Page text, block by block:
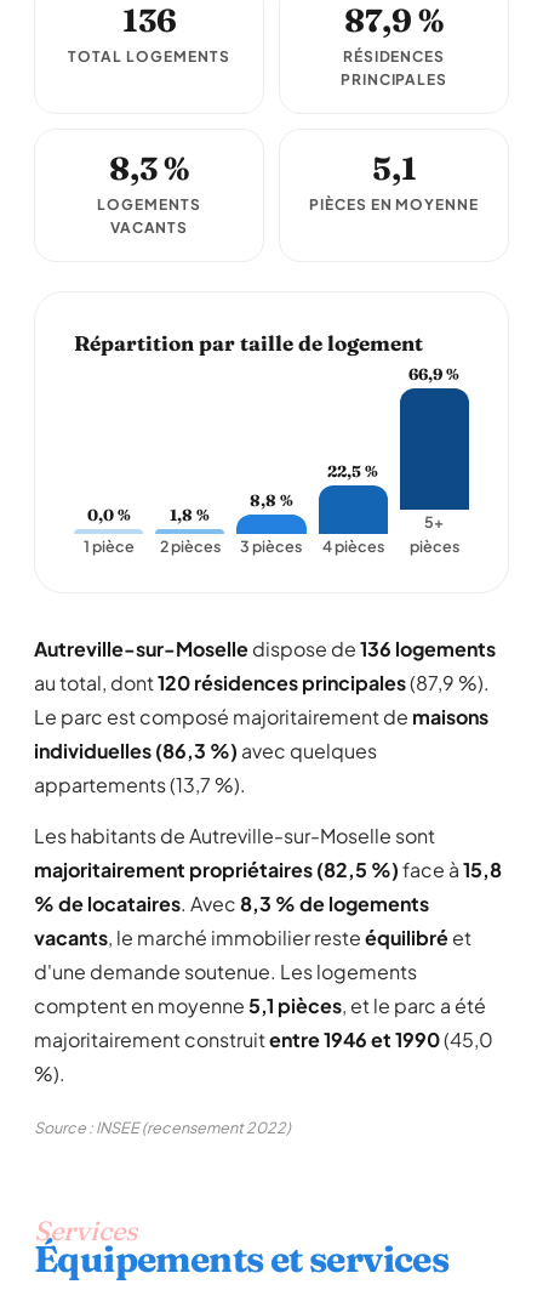
136
TOTAL LOGEMENTS
87,9 %
RÉSIDENCES
PRINCIPALES
8,3 %
LOGEMENTS
VACANTS
5,1
PIÈCES EN MOYENNE
Répartition par taille de logement
0,0 %
1 pièce
1,8 %
2 pièces
8,8 %
3 pièces
22,5 %
4 pièces
66,9 %
5+
pièces
Autreville-sur-Moselledispose de136 logements
au total, dont120 résidences principales(87,9 %).
Le parc est composé majoritairement de maisons
individuelles (86,3 %) avec quelques
appartements (13,7 %).
Les habitants de Autreville-sur-Moselle sont
majoritairement propriétaires (82,5 %)face à15,8
% de locataires. Avec8,3 % de logements
vacants, le marché immobilier resteéquilibréet
d'une demande soutenue. Les logements
comptent en moyenne5,1 pièces, et le parc a été
majoritairement construitentre 1946 et 1990(45,0
%).
Source : INSEE (recensement 2022)
Services
Équipements et services